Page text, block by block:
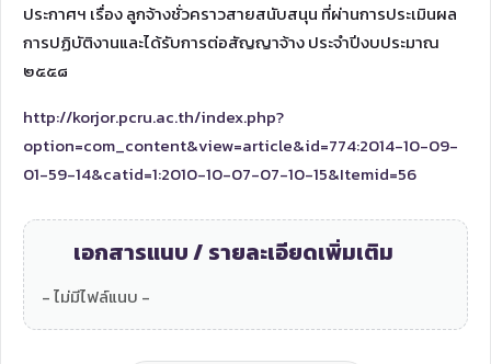
ประกาศฯ เรื่อง ลูกจ้างชั่วคราวสายสนับสนุน ที่ผ่านการประเมินผล
การปฏิบัติงานและได้รับการต่อสัญญาจ้าง ประจำปีงบประมาณ
๒๕๕๘
http://korjor.pcru.ac.th/index.php?
option=com_content&view=article&id=774:2014-10-09-
01-59-14&catid=1:2010-10-07-07-10-15&Itemid=56
เอกสารแนบ / รายละเอียดเพิ่มเติม
- ไม่มีไฟล์แนบ -